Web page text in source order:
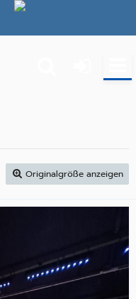
Originalgröße anzeigen